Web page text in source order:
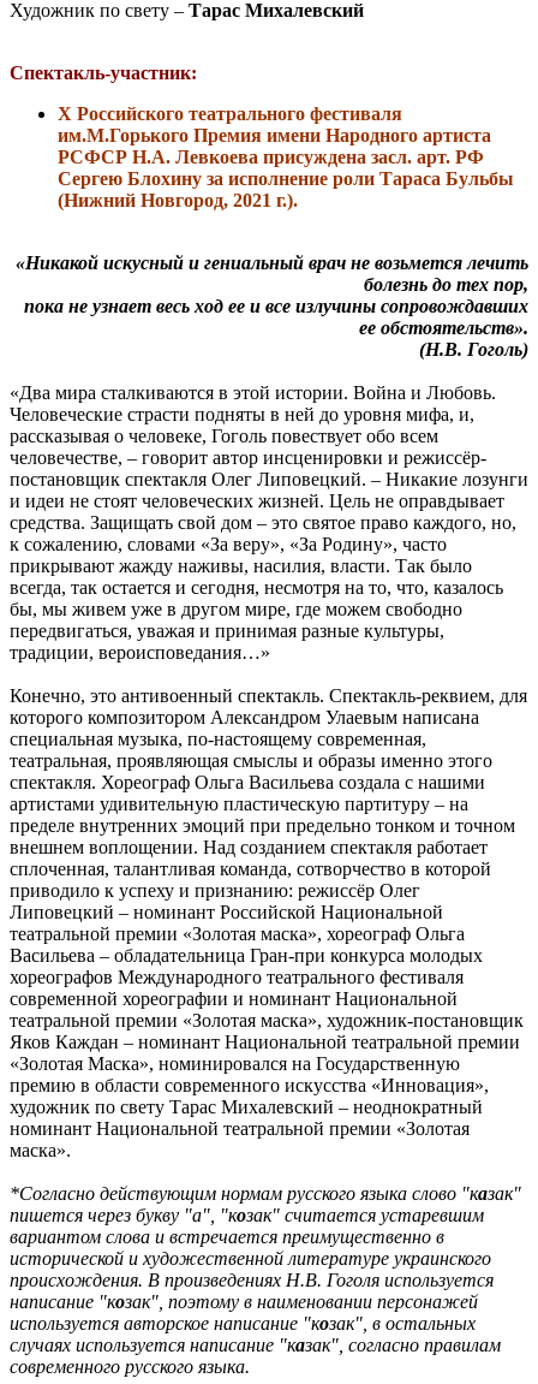
Художник по свету – Тарас Михалевский
Спектакль-участник:
Х Российского театрального фестиваля
им.М.Горького Премия имени Народного артиста
РСФСР Н.А. Левкоева присуждена засл. арт. РФ
Сергею Блохину за исполнение роли Тараса Бульбы
(Нижний Новгород, 2021 г.).
«Никакой искусный и гениальный врач не возьмется лечить
болезнь до тех пор,
пока не узнает весь ход ее и все излучины сопровождавших
ее обстоятельств».
(Н.В. Гоголь)
«Два мира сталкиваются в этой истории. Война и Любовь.
Человеческие страсти подняты в ней до уровня мифа, и,
рассказывая о человеке, Гоголь повествует обо всем
человечестве, – говорит автор инсценировки и режиссёр-
постановщик спектакля Олег Липовецкий. – Никакие лозунги
и идеи не стоят человеческих жизней. Цель не оправдывает
средства. Защищать свой дом – это святое право каждого, но,
к сожалению, словами «За веру», «За Родину», часто
прикрывают жажду наживы, насилия, власти. Так было
всегда, так остается и сегодня, несмотря на то, что, казалось
бы, мы живем уже в другом мире, где можем свободно
передвигаться, уважая и принимая разные культуры,
традиции, вероисповедания…»
Конечно, это антивоенный спектакль. Спектакль-реквием, для
которого композитором Александром Улаевым написана
специальная музыка, по-настоящему современная,
театральная, проявляющая смыслы и образы именно этого
спектакля. Хореограф Ольга Васильева создала с нашими
артистами удивительную пластическую партитуру – на
пределе внутренних эмоций при предельно тонком и точном
внешнем воплощении. Над созданием спектакля работает
сплоченная, талантливая команда, сотворчество в которой
приводило к успеху и признанию: режиссёр Олег
Липовецкий – номинант Российской Национальной
театральной премии «Золотая маска», хореограф Ольга
Васильева – обладательница Гран-при конкурса молодых
хореографов Международного театрального фестиваля
современной хореографии и номинант Национальной
театральной премии «Золотая маска», художник-постановщик
Яков Каждан – номинант Национальной театральной премии
«Золотая Маска», номинировался на Государственную
премию в области современного искусства «Инновация»,
художник по свету Тарас Михалевский – неоднократный
номинант Национальной театральной премии «Золотая
маска».
*Согласно действующим нормам русского языка слово "казак"
пишется через букву "а", "козак" считается устаревшим
вариантом слова и встречается преимущественно в
исторической и художественной литературе украинского
происхождения. В произведениях Н.В. Гоголя используется
написание "козак", поэтому в наименовании персонажей
используется авторское написание "козак", в остальных
случаях используется написание "казак", согласно правилам
современного русского языка.